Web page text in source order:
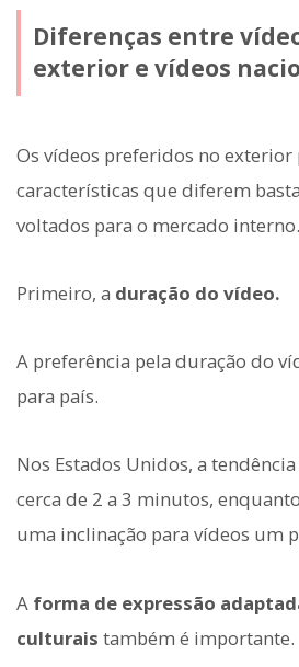
Diferenças entre
exterior e vídeos
Os vídeos preferidos no exterior
características que diferem
voltados para o mercado interno.
Primeiro, a duração do vídeo.
A preferência pela duração do
para país.
Nos Estados Unidos, a
cerca de 2 a 3 minutos,
uma inclinação para vídeos um
A forma de expressão
culturais também é importante.